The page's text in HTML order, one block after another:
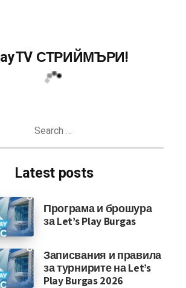
СТРИЙМЪРИ!
Latest posts
Програма и брошура
за Let’s Play Burgas
Записвания и правила
за турнирите на Let’s
Play Burgas 2026